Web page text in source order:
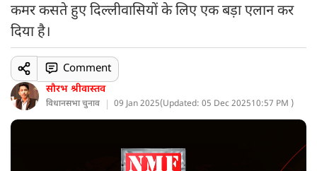
कमर कसते हुए दिल्लीवासियों के लिए एक बड़ा एलान कर
दिया है।
सौरभ श्रीवास्तव
विधानसभा चुनाव 09 Jan 2025(Updated: 05 Dec 202510:57 PM )
Comment